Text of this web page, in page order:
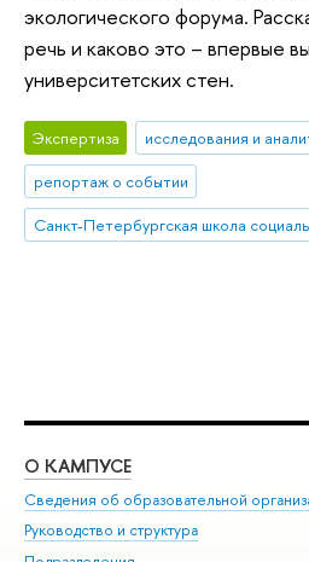
экологического форума.
речь и каково это – впервые
университетских стен.
Экспертиза исследования и
репортаж о событии
О КАМПУСЕ
Сведения об образовательной
Руководство и структура